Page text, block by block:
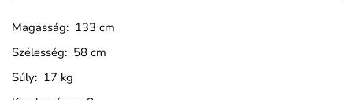
Magasság: 133 cm
Szélesség: 58 cm
Súly: 17 kg